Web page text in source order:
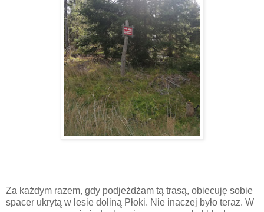
Za każdym razem, gdy podjeżdżam tą trasą, obiecuję sobie
spacer ukrytą w lesie doliną Płoki. Nie inaczej było teraz. W